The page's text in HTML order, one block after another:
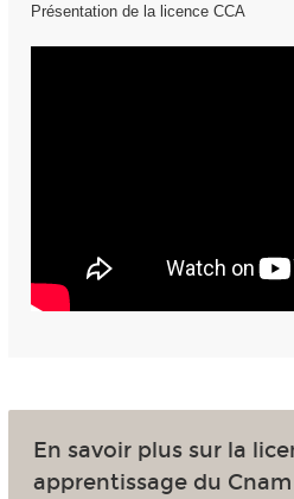
Présentation de la licence CCA
En savoir plus sur la
apprentissage du